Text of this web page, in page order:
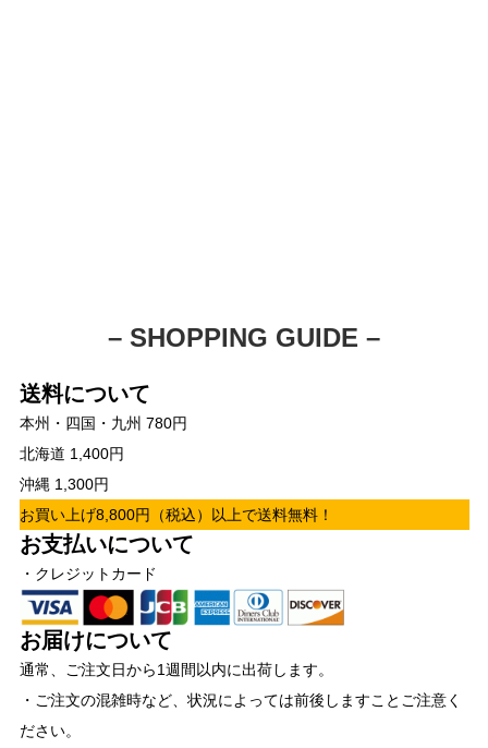
– SHOPPING GUIDE –
送料について
本州・四国・九州 780円
北海道 1,400円
沖縄 1,300円
お買い上げ8,800円（税込）以上で送料無料！
お支払いについて
・クレジットカード
お届けについて
通常、ご注文日から1週間以内に出荷します。
・ご注文の混雑時など、状況によっては前後しますことご注意く
ださい。